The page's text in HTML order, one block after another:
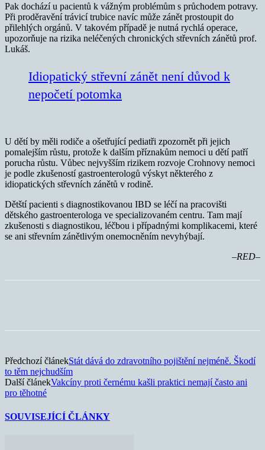
Pak dochází u pacientů k vážným problémům s průchodem potravy.
Při proděravění trávicí trubice navíc může zánět prostoupit do
přilehlých orgánů. V takovém případě je nutná rychlá operace,
upozorňuje na rizika neléčených chronických střevních zánětů prof.
Lukáš.
Idiopatický střevní zánět není důvod k
nepočetí potomka
U dětí by měli rodiče a ošetřující pediatři zpozornět při jejich
pomalejším růstu, protože k dalším příznakům nemoci u dětí patří
porucha růstu. Vůbec nejvyšším rizikem rozvoje Crohnovy nemoci
je podle zkušeností gastroenterologů výskyt některého z
idiopatických střevních zánětů v rodině.
Dětští pacienti s diagnostikovanou IBD se léčí na pracovišti
dětského gastroenterologa ve specializovaném centru. Tam mají
zkušenosti s diagnostikou, léčbou i případnými komplikacemi, které
se ani střevním zánětlivým onemocněním nevyhýbají.
–RED–
Předchozí článekStát dává do zdravotního pojištění nejméně. Škodí
to těm nejchudším
Další článekVakcíny proti černému kašli praktici nemají často ani
pro těhotné
SOUVISEJÍCÍ ČLÁNKY